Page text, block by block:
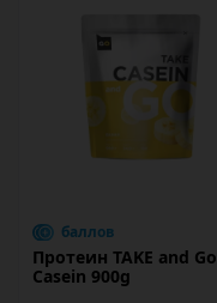
баллов
Протеин TAKE and Go
Casein 900g